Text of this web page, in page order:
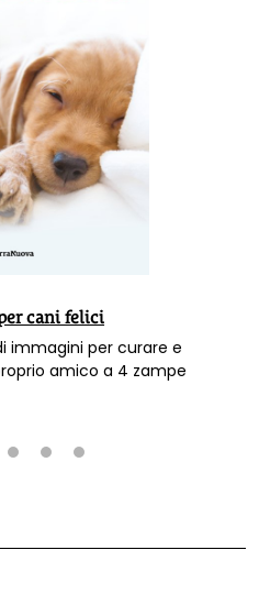
cani felici
immagini per curare e
al proprio amico a 4 zampe